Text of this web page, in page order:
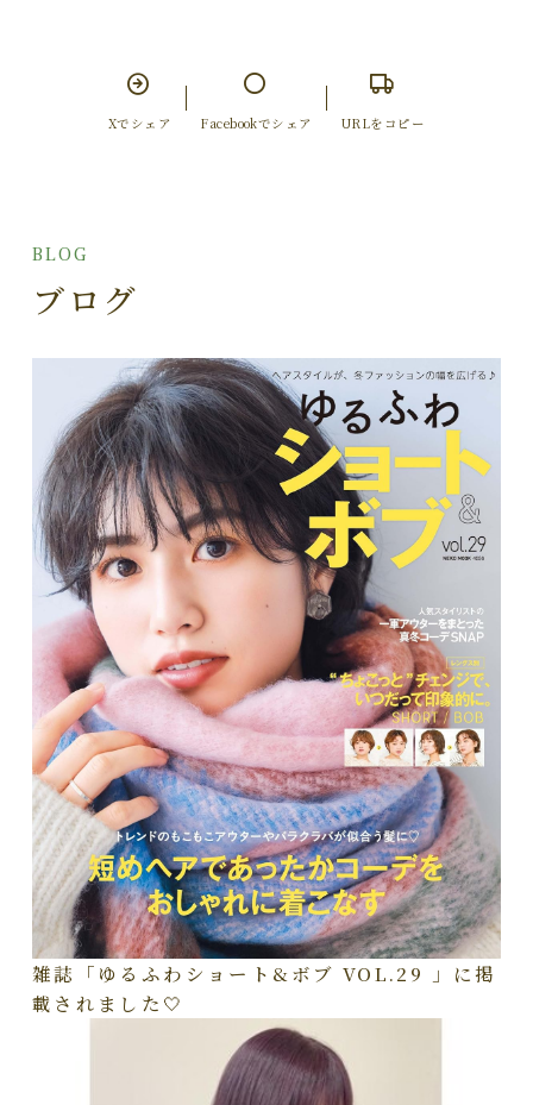
Xでシェア Facebookでシェア URLをコピー
BLOG
ブログ
雑誌「ゆるふわショート&ボブ VOL.29 」に掲
載されました🤍